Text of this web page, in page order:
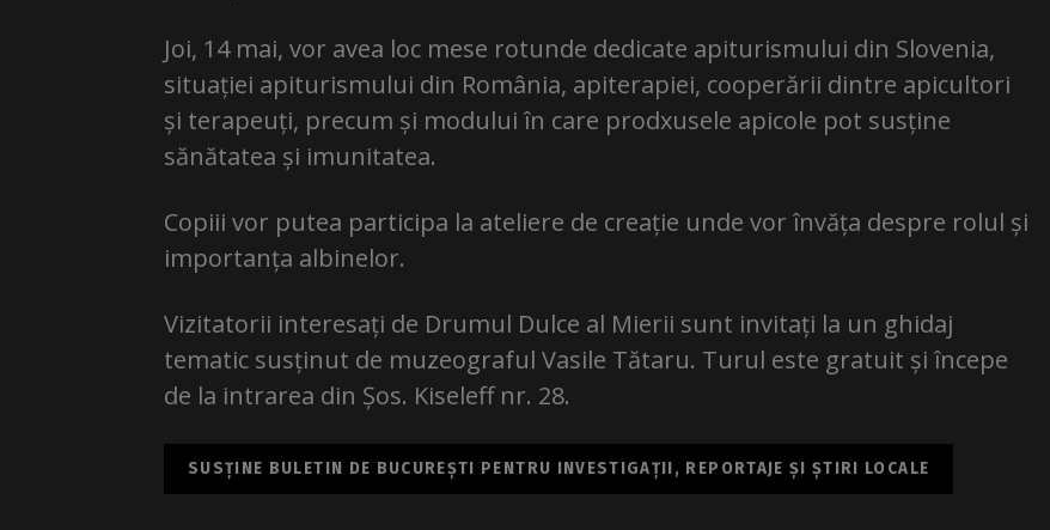
Joi, 14 mai, vor avea loc mese rotunde dedicate apiturismului din Slovenia,
situației apiturismului din România, apiterapiei, cooperării dintre apicultori
și terapeuți, precum și modului în care prodxusele apicole pot susține
sănătatea și imunitatea.
Copiii vor putea participa la ateliere de creație unde vor învăța despre rolul și
importanța albinelor.
Vizitatorii interesați de Drumul Dulce al Mierii sunt invitați la un ghidaj
tematic susținut de muzeograful Vasile Tătaru. Turul este gratuit și începe
de la intrarea din Șos. Kiseleff nr. 28.
SUSȚINE BULETIN DE BUCUREȘTI PENTRU INVESTIGAȚII, REPORTAJE ȘI ȘTIRI LOCALE